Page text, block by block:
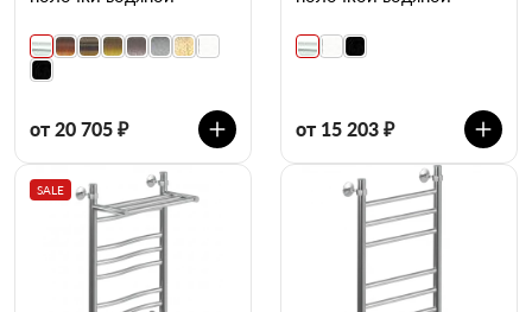
от 20 705 ₽ от 15 203 ₽
SALE